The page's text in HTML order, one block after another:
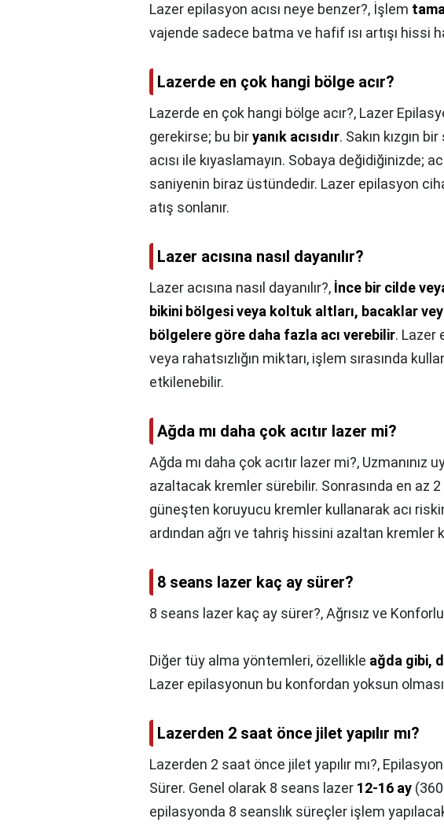
Lazer epilasyon acısı neye benzer?, İşlem
vajende sadece batma ve hafif ısı artışı hissi
Lazerde en çok hangi bölge acır?
Lazerde en çok hangi bölge acır?, Lazer
gerekirse; bu biryanık acısıdır. Sakın kızgın
acısı ile kıyaslamayın. Sobaya değidiğinizde;
saniyenin biraz üstündedir. Lazer epilasyon
atış sonlanır.
Lazer acısına nasıl dayanılır?
Lazer acısına nasıl dayanılır?, İnce bir cilde
bikini bölgesi veya koltuk altları, bacaklar
bölgelere göre daha fazla acı verebilir. Lazer
veya rahatsızlığın miktarı, işlem sırasında
etkilenebilir.
Ağda mı daha çok acıtır lazer mi?
Ağda mı daha çok acıtır lazer mi?, Uzmanınız
azaltacak kremler sürebilir. Sonrasında en az
güneşten koruyucu kremler kullanarak acı
ardından ağrı ve tahriş hissini azaltan kremler
8 seans lazer kaç ay sürer?
8 seans lazer kaç ay sürer?,Ağrısız ve Konforlu
Diğer tüy alma yöntemleri, özellikle ağda gibi,
Lazer epilasyonun bu konfordan yoksun
Lazerden 2 saat önce jilet yapılır mı?
Lazerden 2 saat önce jilet yapılır mı?,
Sürer. Genel olarak 8 seans lazer 12-16 ay
epilasyonda 8 seanslık süreçler işlem